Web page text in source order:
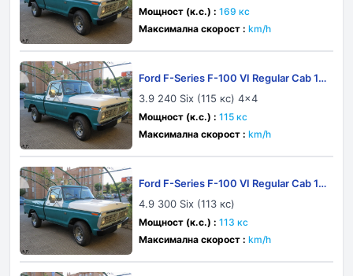
Мощност (к.с.) : 169 кс
Максимална скорост : km/h
Ford F-Series F-100 VI Regular Cab 19
73
3.9 240 Six (115 кс) 4x4
Мощност (к.с.) : 115 кс
Максимална скорост : km/h
Ford F-Series F-100 VI Regular Cab 19
75
4.9 300 Six (113 кс)
Мощност (к.с.) : 113 кс
Максимална скорост : km/h